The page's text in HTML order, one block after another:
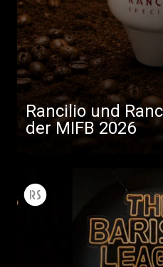
Rancilio und
der MIFB 2026